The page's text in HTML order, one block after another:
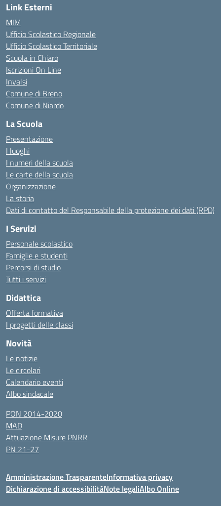
Link Esterni
MIM
Ufficio Scolastico Regionale
Ufficio Scolastico Territoriale
Scuola in Chiaro
Iscrizioni On Line
Invalsi
Comune di Breno
Comune di Niardo
La Scuola
Presentazione
I luoghi
I numeri della scuola
Le carte della scuola
Organizzazione
La storia
Dati di contatto del Responsabile della protezione dei dati (RPD)
I Servizi
Personale scolastico
Famiglie e studenti
Percorsi di studio
Tutti i servizi
Didattica
Offerta formativa
I progetti delle classi
Novità
Le notizie
Le circolari
Calendario eventi
Albo sindacale
PON 2014-2020
MAD
Attuazione Misure PNRR
PN 21-27
Amministrazione TrasparenteInformativa privacy
Dichiarazione di accessibilitàNote legaliAlbo Online